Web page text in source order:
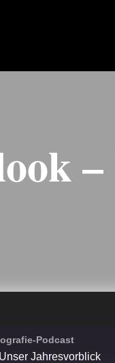
Podcast
Jahresvorblick